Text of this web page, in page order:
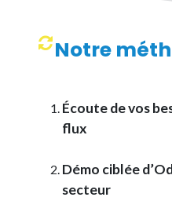
Notre
Écoute de vos
flux
Démo ciblée
secteur